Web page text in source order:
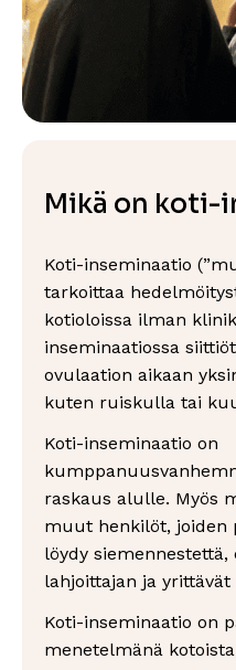
Mikä on koti-
Koti-inseminaatio
tarkoittaa
kotioloissa ilman
inseminaatiossa
ovulaation aikaan
kuten ruiskulla tai
Koti-inseminaatio on
raskaus alulle. Myös
muut henkilöt, joiden
löydy siemennestettä,
lahjoittajan ja
Koti-inseminaatio on
menetelmänä